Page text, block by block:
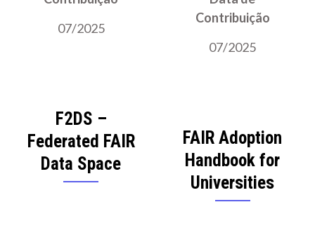
07/2025
Contribuição
07/2025
F2DS –
Federated FAIR
Data Space
FAIR Adoption
Handbook for
Universities